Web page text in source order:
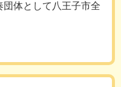
体として八王子市全